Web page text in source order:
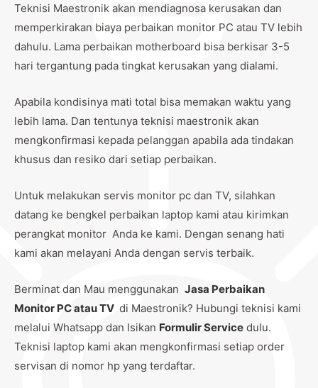
Teknisi Maestronik akan mendiagnosa kerusakan dan
memperkirakan biaya perbaikan monitor PC atau TV lebih
dahulu. Lama perbaikan motherboard bisa berkisar 3-5
hari tergantung pada tingkat kerusakan yang dialami.
Apabila kondisinya mati total bisa memakan waktu yang
lebih lama. Dan tentunya teknisi maestronik akan
mengkonfirmasi kepada pelanggan apabila ada tindakan
khusus dan resiko dari setiap perbaikan.
Untuk melakukan servis monitor pc dan TV, silahkan
datang ke bengkel perbaikan laptop kami atau kirimkan
perangkat monitor Anda ke kami. Dengan senang hati
kami akan melayani Anda dengan servis terbaik.
Berminat dan Mau menggunakan Jasa Perbaikan
Monitor PC atau TV di Maestronik? Hubungi teknisi kami
melalui Whatsapp dan Isikan Formulir Service dulu.
Teknisi laptop kami akan mengkonfirmasi setiap order
servisan di nomor hp yang terdaftar.